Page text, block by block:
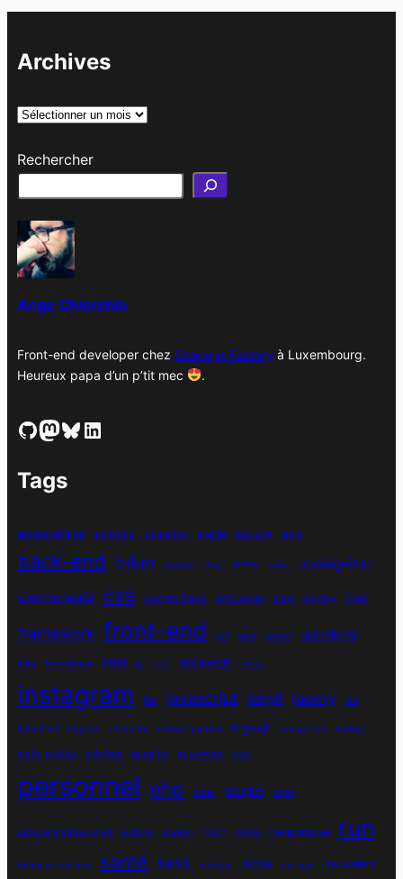
Archives
A
c
e
s
Rechercher
Ange Chierchia
Front-end developer chez Concept Factoryà Luxembourg.
Heureux papa d’un p’tit mec
.
GitHub Mastodon Bluesky LinkedIn
Tags
accessibilité analytics animation apple astuce atom
back-end bilan bouton chat cms coda codeigniter
communauté css custom fields dark mode date display font
framework front-end git grid growl gutenberg
hike homebrew html ia ifttt indieweb input
instagram ios javascript jekyll jquery jsx
localhost logiciel masonry media queries mysql navigation nodejs
node module nutrition parallax password pdo
personnel php pixel plugin print
programmation objet python quotes react regex responsive run
réseaux sociaux santé sass scraper scss serveur souvenirs